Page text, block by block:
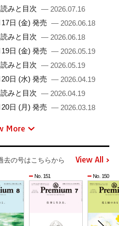
みと目次 — 2026.07.16
日 (金) 発売 — 2026.06.18
みと目次 — 2026.06.18
日 (金) 発売 — 2026.05.19
みと目次 — 2026.05.19
日 (水) 発売 — 2026.04.19
みと目次 — 2026.04.19
日 (月) 発売 — 2026.03.18
More
去の号はこちらから View All
No. 151 No. 150